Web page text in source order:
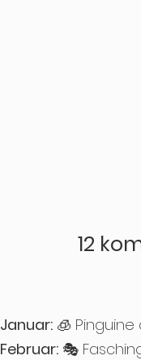
12
Januar: 🧊
Februar: 🎭